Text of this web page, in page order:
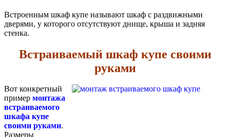
Встроенным шкаф купе называют шкаф с раздвижными
дверями, у которого отсутствуют днище, крыша и задняя
стенка.
Встраиваемый шкаф купе своими
руками
Вот конкретный
пример монтажа
встраиваемого
шкафа купе
своими руками.
Размеры